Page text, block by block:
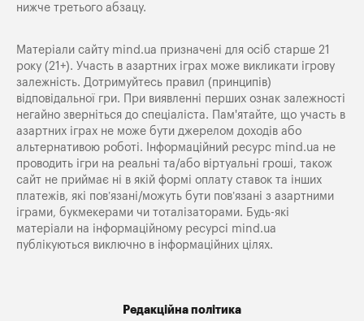
нижче третього абзацу.
Матеріали сайту mind.ua призначені для осіб старше 21
року (21+). Участь в азартних іграх може викликати ігрову
залежність. Дотримуйтесь правил (принципів)
відповідальної гри. При виявленні перших ознак залежності
негайно зверніться до спеціаліста. Пам'ятайте, що участь в
азартних іграх не може бути джерелом доходів або
альтернативою роботі. Інформаційний ресурс mind.ua не
проводить ігри на реальні та/або віртуальні гроші, також
сайт не приймає ні в якій формі оплату ставок та інших
платежів, які пов’язані/можуть бути пов’язані з азартними
іграми, букмекерами чи тоталізаторами. Будь-які
матеріали на інформаційному ресурсі mind.ua
публікуються виключно в інформаційних цілях.
Редакційна політика